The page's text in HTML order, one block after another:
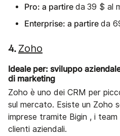
Pro: a partire da 39 $ al
Enterprise: a partire da
4. Zoho
Ideale per: sviluppo
di marketing
Zoho è uno dei CRM per
sul mercato. Esiste un Zoho
imprese tramite Bigin , i
clienti aziendali.